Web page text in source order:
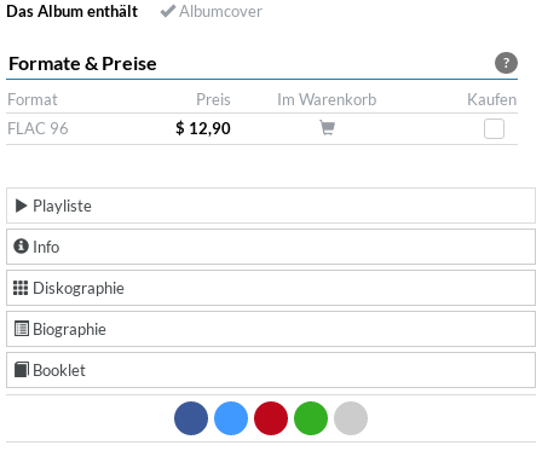
Das Album enthält Albumcover
?
Formate & Preise
Format Preis Im Warenkorb
Kaufen
FLAC 96
$ 12,90
Playliste
Info
Diskographie
Biographie
Booklet